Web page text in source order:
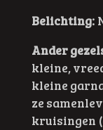
Belichting:
Ander
kleine,
kleine
ze
kruisingen